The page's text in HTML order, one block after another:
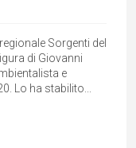
Sorgenti del
di Giovanni
e
Lo ha stabilito...